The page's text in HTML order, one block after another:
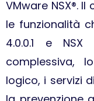
VMware NSX®.
le funzionalità
4.0.0.1 e NSX
complessiva,
logico, i servizi